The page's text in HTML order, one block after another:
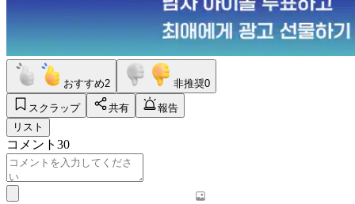
おすすめ2 非推奨0
スクラップ 共有
報告
リスト
コメント 30